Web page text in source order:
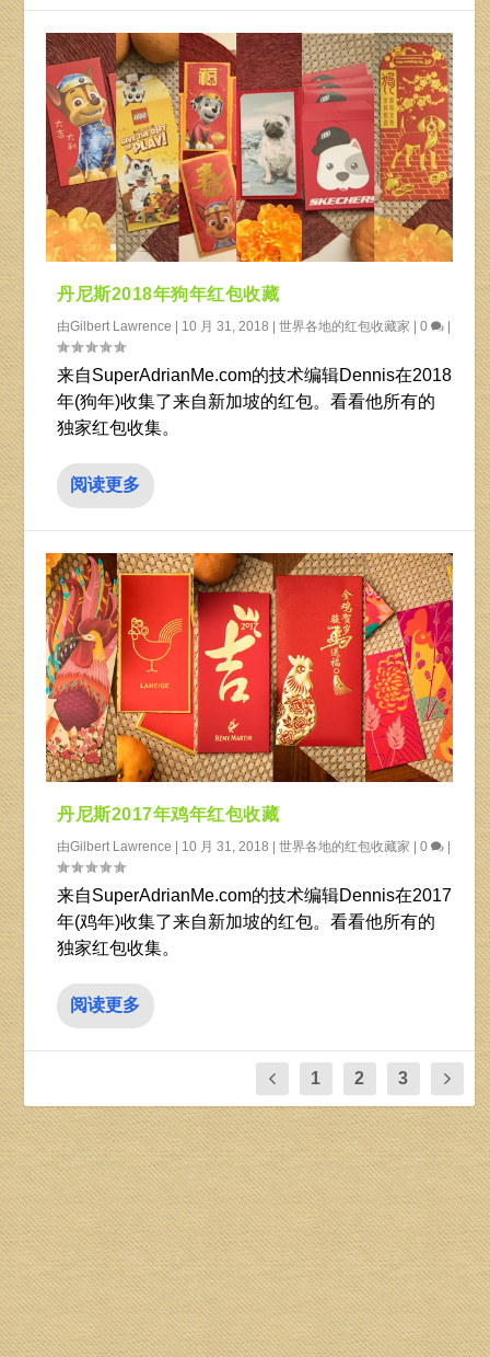
丹尼斯2018年狗年红包收藏
由Gilbert Lawrence 10 月 31, 2018 |世界各地的红包收藏家 |0
来自SuperAdrianMe.com的技术编辑Dennis在2018
年(狗年)收集了来自新加坡的红包。看看他所有的
独家红包收集。
阅读更多
丹尼斯2017年鸡年红包收藏
由Gilbert Lawrence 10 月 31, 2018 |世界各地的红包收藏家 |0
来自SuperAdrianMe.com的技术编辑Dennis在2017
年(鸡年)收集了来自新加坡的红包。看看他所有的
独家红包收集。
阅读更多
1 2 3